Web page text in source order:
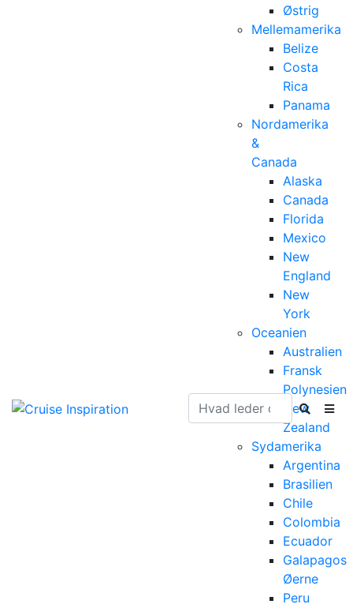
Østrig
Mellemamerika
Belize
Costa
Rica
Panama
Nordamerika
&
Canada
Alaska
Canada
Florida
Mexico
New
England
New
York
Oceanien
Australien
Fransk
Polynesien
New
Zealand
Sydamerika
Argentina
Brasilien
Chile
Colombia
Ecuador
Galapagos
Øerne
Peru